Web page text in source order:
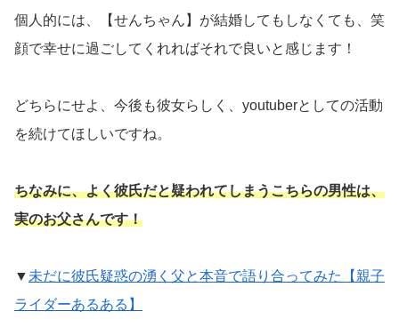
個人的には、【せんちゃん】が結婚してもしなくても、笑
顔で幸せに過ごしてくれればそれで良いと感じます！
どちらにせよ、今後も彼女らしく、youtuberとしての活動
を続けてほしいですね。
ちなみに、よく彼氏だと疑われてしまうこちらの男性は、
実のお父さんです！
▼ 未だに彼氏疑惑の湧く父と本音で語り合ってみた【親子
ライダーあるある】